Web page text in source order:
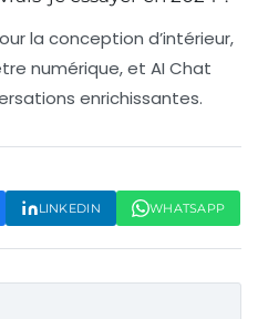
la conception d’intérieur,
numérique, et AI Chat
enrichissantes.
LINKEDIN WHATSAPP